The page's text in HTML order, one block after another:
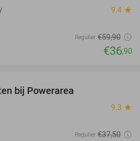
9.4 star
Regulier €59,90
€36,90
bij Powerarea
9.3 star
Regulier €37,50